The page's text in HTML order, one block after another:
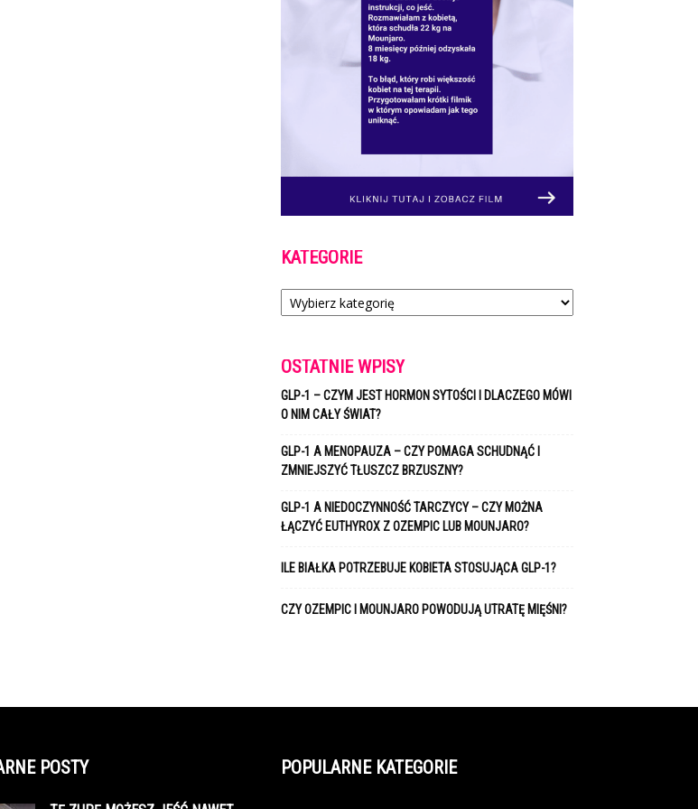
KATEGORIE
Kategorie
OSTATNIE WPISY
GLP-1 – CZYM JEST HORMON SYTOŚCI I DLACZEGO MÓWI
O NIM CAŁY ŚWIAT?
GLP-1 A MENOPAUZA – CZY POMAGA SCHUDNĄĆ I
ZMNIEJSZYĆ TŁUSZCZ BRZUSZNY?
GLP-1 A NIEDOCZYNNOŚĆ TARCZYCY – CZY MOŻNA
ŁĄCZYĆ EUTHYROX Z OZEMPIC LUB MOUNJARO?
ILE BIAŁKA POTRZEBUJE KOBIETA STOSUJĄCA GLP-1?
CZY OZEMPIC I MOUNJARO POWODUJĄ UTRATĘ MIĘŚNI?
POSTY POPULARNE KATEGORIE